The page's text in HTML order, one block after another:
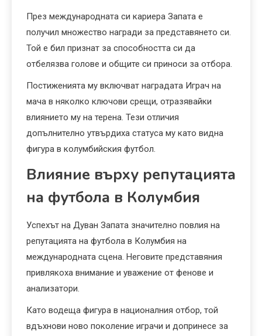
През международната си кариера Запата е
получил множество награди за представянето си.
Той е бил признат за способността си да
отбелязва голове и общите си приноси за отбора.
Постиженията му включват наградата Играч на
мача в няколко ключови срещи, отразявайки
влиянието му на терена. Тези отличия
допълнително утвърдиха статуса му като видна
фигура в колумбийския футбол.
Влияние върху репутацията
на футбола в Колумбия
Успехът на Дуван Запата значително повлия на
репутацията на футбола в Колумбия на
международната сцена. Неговите представяния
привлякоха внимание и уважение от фенове и
анализатори.
Като водеща фигура в националния отбор, той
вдъхнови ново поколение играчи и допринесе за